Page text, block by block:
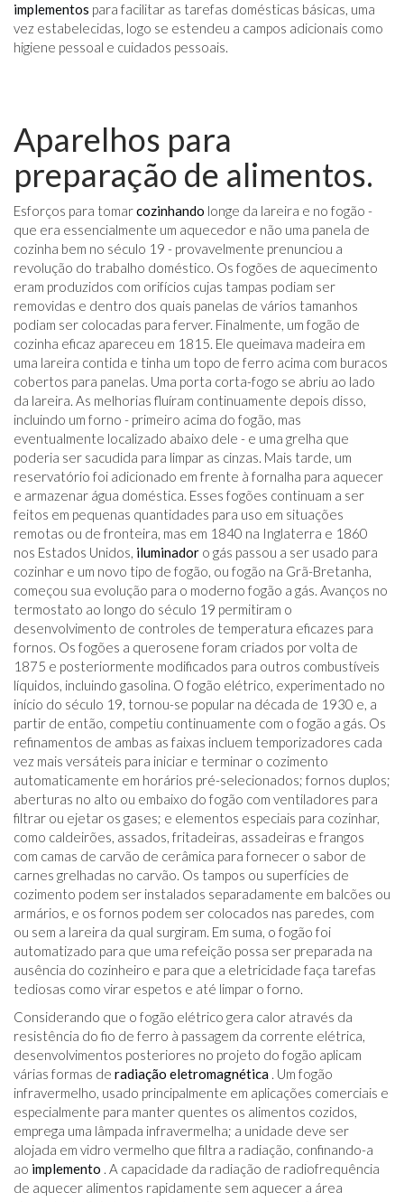
implementos para facilitar as tarefas domésticas básicas, uma
vez estabelecidas, logo se estendeu a campos adicionais como
higiene pessoal e cuidados pessoais.
Aparelhos para
preparação de alimentos.
Esforços para tomarcozinhando longe da lareira e no fogão -
que era essencialmente um aquecedor e não uma panela de
cozinha bem no século 19 - provavelmente prenunciou a
revolução do trabalho doméstico. Os fogões de aquecimento
eram produzidos com orifícios cujas tampas podiam ser
removidas e dentro dos quais panelas de vários tamanhos
podiam ser colocadas para ferver. Finalmente, um fogão de
cozinha eficaz apareceu em 1815. Ele queimava madeira em
uma lareira contida e tinha um topo de ferro acima com buracos
cobertos para panelas. Uma porta corta-fogo se abriu ao lado
da lareira. As melhorias fluíram continuamente depois disso,
incluindo um forno - primeiro acima do fogão, mas
eventualmente localizado abaixo dele - e uma grelha que
poderia ser sacudida para limpar as cinzas. Mais tarde, um
reservatório foi adicionado em frente à fornalha para aquecer
e armazenar água doméstica. Esses fogões continuam a ser
feitos em pequenas quantidades para uso em situações
remotas ou de fronteira, mas em 1840 na Inglaterra e 1860
nos Estados Unidos, iluminador o gás passou a ser usado para
cozinhar e um novo tipo de fogão, ou fogão na Grã-Bretanha,
começou sua evolução para o moderno fogão a gás. Avanços no
termostato ao longo do século 19 permitiram o
desenvolvimento de controles de temperatura eficazes para
fornos. Os fogões a querosene foram criados por volta de
1875 e posteriormente modificados para outros combustíveis
líquidos, incluindo gasolina. O fogão elétrico, experimentado no
início do século 19, tornou-se popular na década de 1930 e, a
partir de então, competiu continuamente com o fogão a gás. Os
refinamentos de ambas as faixas incluem temporizadores cada
vez mais versáteis para iniciar e terminar o cozimento
automaticamente em horários pré-selecionados; fornos duplos;
aberturas no alto ou embaixo do fogão com ventiladores para
filtrar ou ejetar os gases; e elementos especiais para cozinhar,
como caldeirões, assados, fritadeiras, assadeiras e frangos
com camas de carvão de cerâmica para fornecer o sabor de
carnes grelhadas no carvão. Os tampos ou superfícies de
cozimento podem ser instalados separadamente em balcões ou
armários, e os fornos podem ser colocados nas paredes, com
ou sem a lareira da qual surgiram. Em suma, o fogão foi
automatizado para que uma refeição possa ser preparada na
ausência do cozinheiro e para que a eletricidade faça tarefas
tediosas como virar espetos e até limpar o forno.
Considerando que o fogão elétrico gera calor através da
resistência do fio de ferro à passagem da corrente elétrica,
desenvolvimentos posteriores no projeto do fogão aplicam
várias formas de radiação eletromagnética . Um fogão
infravermelho, usado principalmente em aplicações comerciais e
especialmente para manter quentes os alimentos cozidos,
emprega uma lâmpada infravermelha; a unidade deve ser
alojada em vidro vermelho que filtra a radiação, confinando-a
ao implemento . A capacidade da radiação de radiofrequência
de aquecer alimentos rapidamente sem aquecer a área